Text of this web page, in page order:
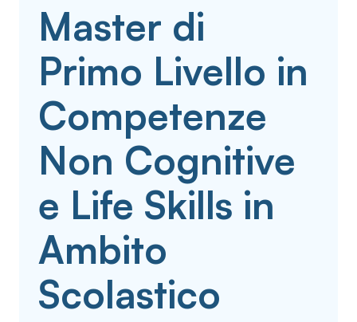
Master di
Primo Livello in
Competenze
Non Cognitive
e Life Skills in
Ambito
Scolastico